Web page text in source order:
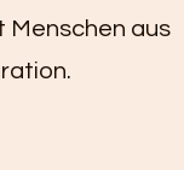
Menschen aus